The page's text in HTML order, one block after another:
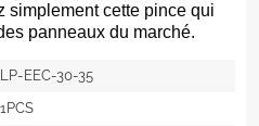
simplement cette pince qui
panneaux du marché.
LP-EEC-30-35
1PCS